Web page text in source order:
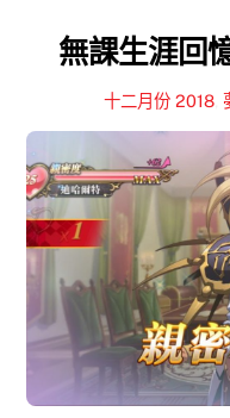
無課生涯回
十二月份 2018,